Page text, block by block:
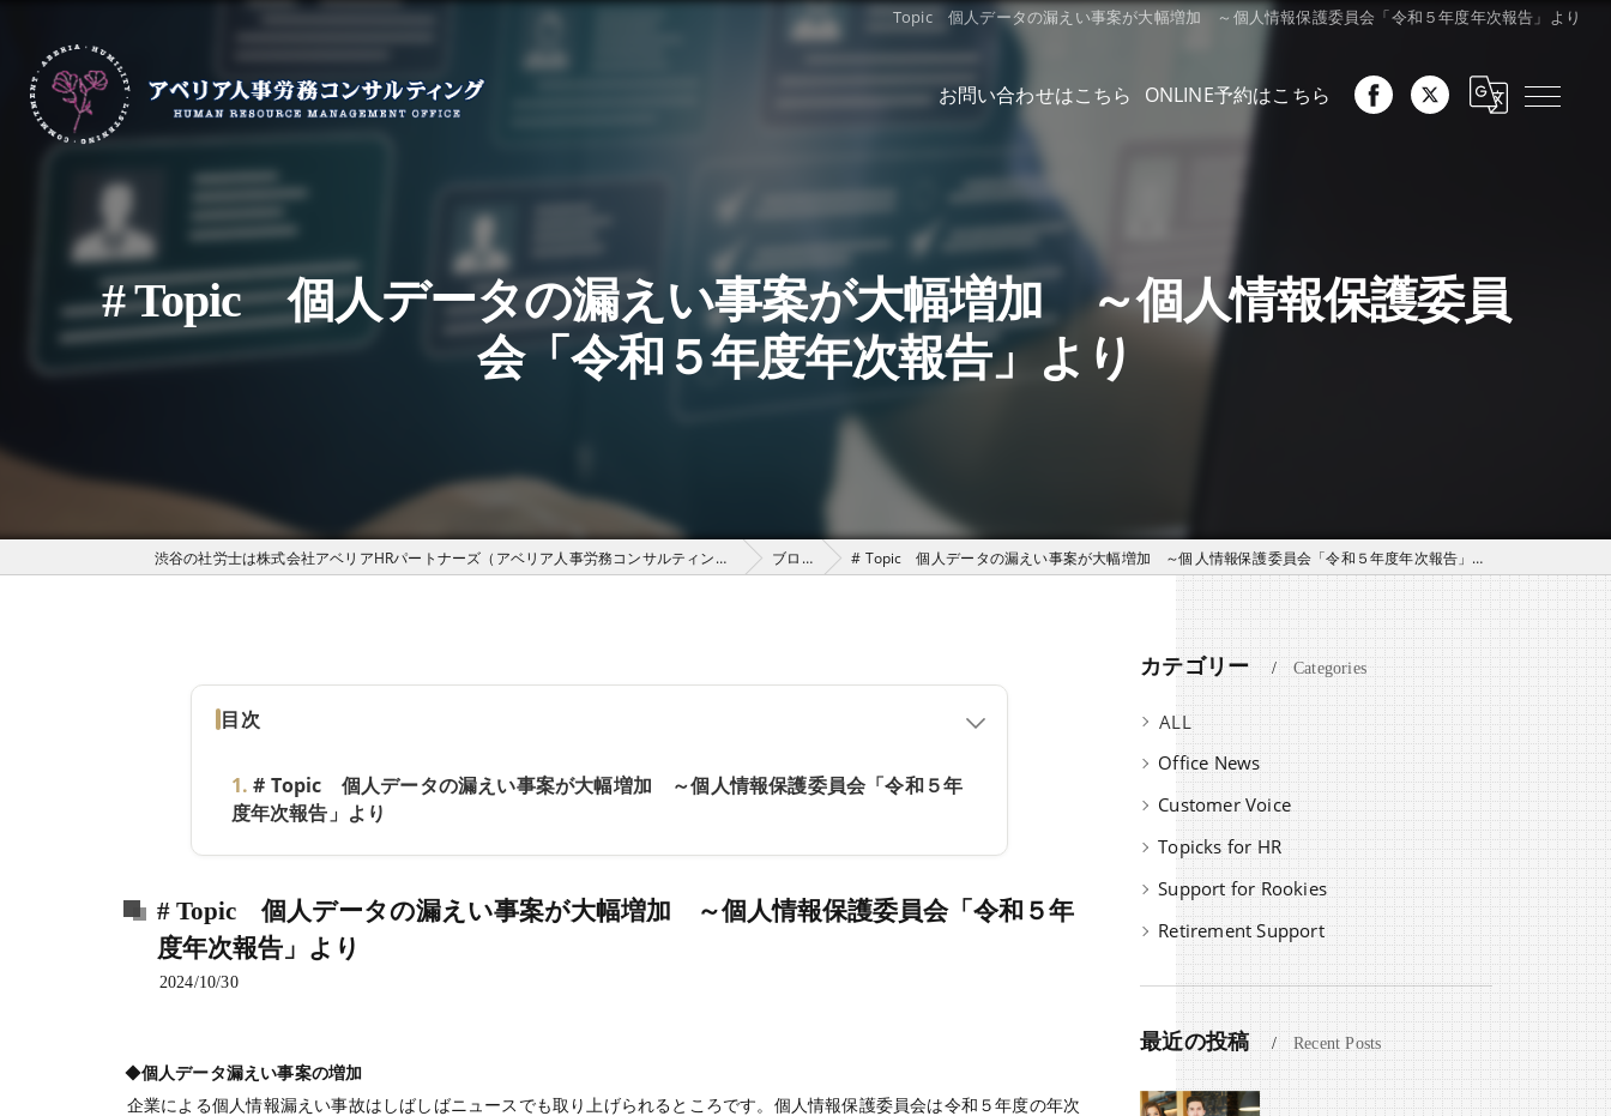
Topic 個人データの漏えい事案が大幅増加 ～個人情報保護委員会「令和５年度年次報告」より
お問い合わせはこちら ONLINE予約はこちら
# Topic 個人データの漏えい事案が大幅増加 ～個人情報保護委員
会「令和５年度年次報告」より
渋谷の社労士は株式会社アベリアHRパートナーズ（アベリア人事労務コンサルティング） ブログ # Topic 個人データの漏えい事案が大幅増加 ～個人情報保護委員会「令和５年度年次報告」より
目次
# Topic 個人データの漏えい事案が大幅増加 ～個人情報保護委員会「令和５年
度年次報告」より
# Topic 個人データの漏えい事案が大幅増加 ～個人情報保護委員会「令和５年
度年次報告」より
2024/10/30
◆個人データ漏えい事案の増加
企業による個人情報漏えい事故はしばしばニュースでも取り上げられるところです。個人情報保護委員会は令和５年度の年次
カテゴリー Categories
全てのカテゴリー
Office News
Customer Voice
Topicks for HR
Support for Rookies
Retirement Support
最近の投稿 Recent Posts